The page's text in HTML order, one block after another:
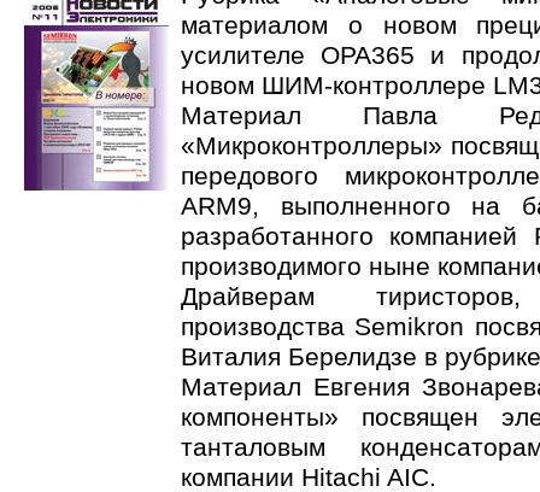
материалом о новом
усилителе OPA365 и
новом ШИМ-контроллере
Материал Павла
«Микроконтроллеры»
передового
ARM9, выполненного на
разработанного
производимого ныне
Драйверам
производства Semikron
Виталия Берелидзе в
Материал Евгения
компоненты» посвящен
танталовым
компании Hitachi AIC.